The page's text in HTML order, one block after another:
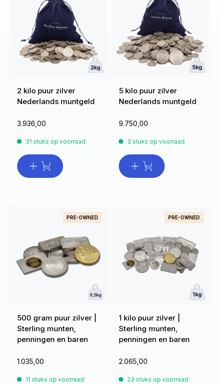
2 kilo puur zilver
Nederlands muntgeld
3.936,00
31 stuks op voorraad
5 kilo puur zilver
Nederlands muntgeld
9.750,00
3 stuks op voorraad
PRE-OWNED
500 gram puur zilver |
Sterling munten,
penningen en baren
1.035,00
11 stuks op voorraad
PRE-OWNED
1 kilo puur zilver |
Sterling munten,
penningen en baren
2.065,00
23 stuks op voorraad